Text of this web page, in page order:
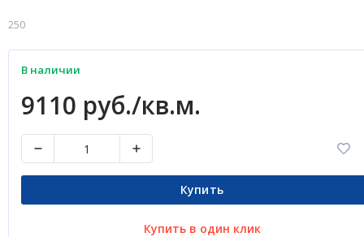
250
В наличии
9110 руб./кв.м.
Купить
Купить в один клик